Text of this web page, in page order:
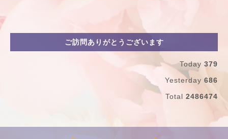
ご訪問ありがとうございます
Today 379
Yesterday 686
Total 2486474